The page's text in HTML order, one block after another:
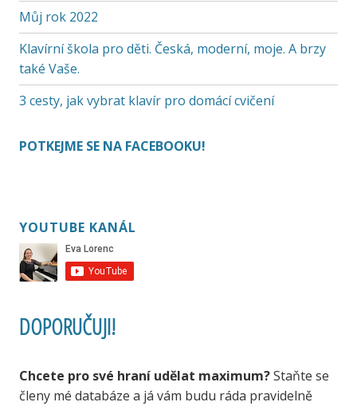
Můj rok 2022
Klavírní škola pro děti. Česká, moderní, moje. A brzy
také Vaše.
3 cesty, jak vybrat klavír pro domácí cvičení
POTKEJME SE NA FACEBOOKU!
YOUTUBE KANÁL
DOPORUČUJI!
Chcete pro své hraní udělat maximum?Staňte se
členy mé databáze a já vám budu ráda pravidelně